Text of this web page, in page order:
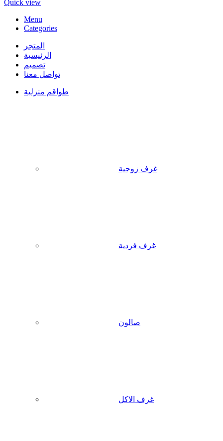
Quick view
Menu
Categories
المتجر
الرئيسية
تصميم
تواصل معنا
طواقم منزلية
غرف زوجية
غرف فردية
صالون
غرف الاكل